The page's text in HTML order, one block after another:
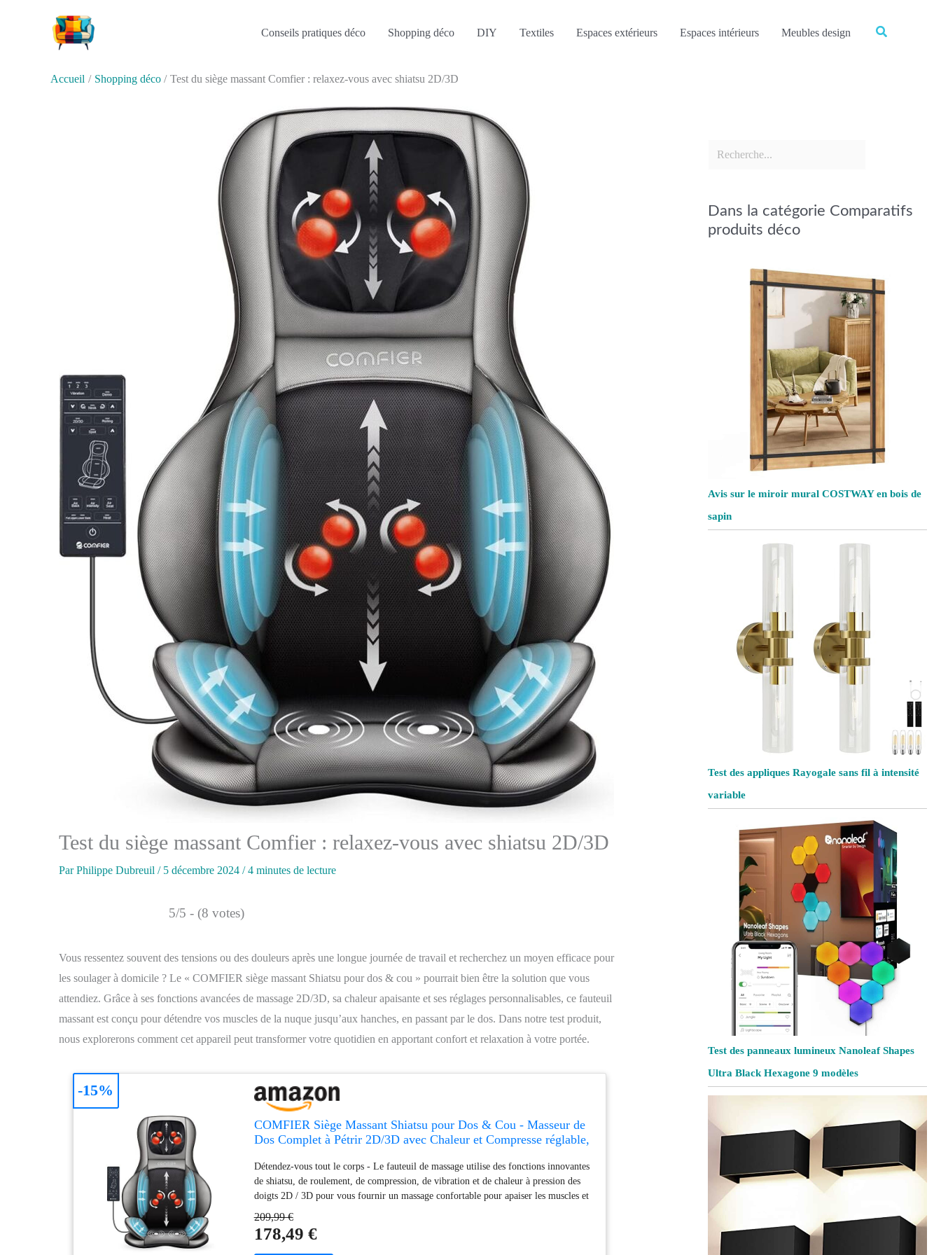
Conseils pratiques déco Shopping déco DIY Textiles Espaces extérieurs Espaces intérieurs Meubles design Rechercher
Accueil Shopping déco Test du siège massant Comfier : relaxez-vous avec shiatsu 2D/3D
Test du siège massant Comfier : relaxez-vous avec shiatsu 2D/3D
ParPhilippe Dubreuil / 5 décembre 2024 /4 minutes de lecture
5/5 - (8 votes)
Vous ressentez souvent des tensions ou des douleurs après une longue journée de travail et recherchez un moyen efficace pour
les soulager à domicile ? Le « COMFIER siège massant Shiatsu pour dos & cou » pourrait bien être la solution que vous
attendiez. Grâce à ses fonctions avancées de massage 2D/3D, sa chaleur apaisante et ses réglages personnalisables, ce fauteuil
massant est conçu pour détendre vos muscles de la nuque jusqu’aux hanches, en passant par le dos. Dans notre test produit,
nous explorerons comment cet appareil peut transformer votre quotidien en apportant confort et relaxation à votre portée.
COMFIER Siège Massant Shiatsu pour Dos & Cou - Masseur de
Dos Complet à Pétrir 2D/3D avec Chaleur et Compresse réglable,
Corps
Détendez-vous tout le corps - Le fauteuil de massage utilise des fonctions innovantes
de shiatsu, de roulement, de compression, de vibration et de chaleur à pression des
doigts 2D / 3D pour vous fournir un massage confortable pour apaiser les muscles et
soulager les tensions comme un massage au spa. Massage Shiatsu 2D / 3D - Le
masseur Shiastu pour le cou et le dos avec chaleur, il dispose de 4 nœuds de rotation
pour fournir des massages de pétrissage profond pour le cou et les épaules. Ce
209,99 €
178,49 €
-15%
Dans la catégorie Comparatifs
produits déco
Avis sur le miroir mural COSTWAY en bois de
sapin
Test des appliques Rayogale sans fil à intensité
variable
Test des panneaux lumineux Nanoleaf Shapes
Ultra Black Hexagone 9 modèles